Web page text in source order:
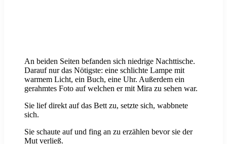
An beiden Seiten befanden sich niedrige Nachttische.
Darauf nur das Nötigste: eine schlichte Lampe mit
warmem Licht, ein Buch, eine Uhr. Außerdem ein
gerahmtes Foto auf welchen er mit Mira zu sehen war.
Sie lief direkt auf das Bett zu, setzte sich, wabbnete
sich.
Sie schaute auf und fing an zu erzählen bevor sie der
Mut verließ.